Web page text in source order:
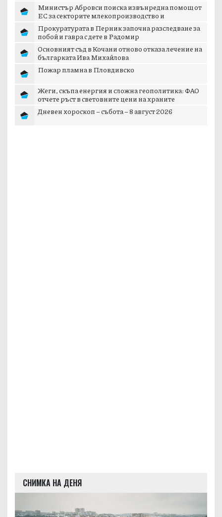
Министър Абровси поиска извънредна помощ от
ЕС за секторите млекопроизводство и
Прокуратурата в Перник започна разследване за
побой и гавра с дете в Радомир
Основният съд в Кочани отново отказа лечение на
българката Ива Михайлова
Пожар пламна в Пловдивско
Жеги, скъпа енергия и сложна геополитика: ФАО
отчете ръст в световните цени на храните
Дневен хороскоп – събота – 8 август 2026
СНИМКА НА ДЕНЯ